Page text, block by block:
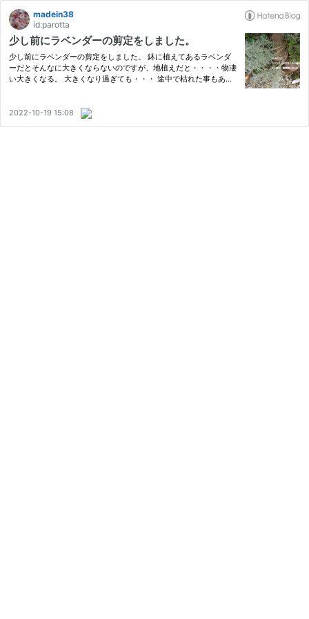
madein38
id:parotta
少し前にラベンダーの剪定をしました。
少し前にラベンダーの剪定をしました。 鉢に植えてあるラベンダ
ーだとそんなに大きくならないのですが、地植えだと・・・・物凄
い大きくなる。 大きくなり過ぎても・・・ 途中で枯れた事もあ
す。 新し…
2022-10-19 15:08